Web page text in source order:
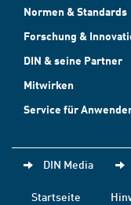
Normen & Standards
Forschung &
DIN & seine Partner
Mitwirken
Service für
DIN Media
Startseite